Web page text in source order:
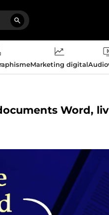
Marketing digital
Word,